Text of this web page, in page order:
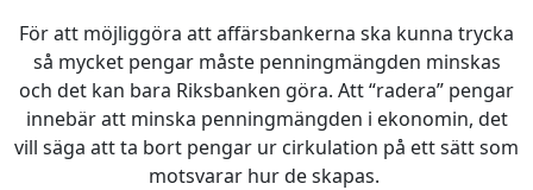
För att möjliggöra att affärsbankerna ska kunna trycka
så mycket pengar måste penningmängden minskas
och det kan bara Riksbanken göra. Att “radera” pengar
innebär att minska penningmängden i ekonomin, det
vill säga att ta bort pengar ur cirkulation på ett sätt som
motsvarar hur de skapas.